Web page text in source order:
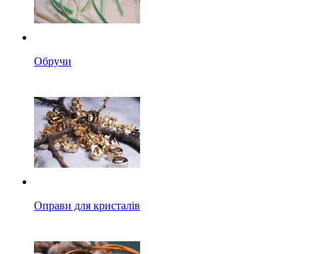
Обручи
Оправи для кристалів